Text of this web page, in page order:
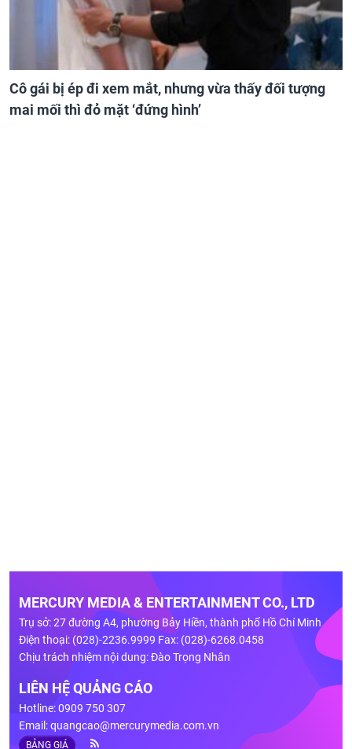
Cô gái bị ép đi xem mắt, nhưng vừa thấy đối tượng
mai mối thì đỏ mặt ‘đứng hình’
MERCURY MEDIA & ENTERTAINMENT CO., LTD
Trụ sở: 27 đường A4, phường Bảy Hiền, thành phố Hồ Chí Minh
Điện thoại: (028)-2236.9999 Fax: (028)-6268.0458
Chịu trách nhiệm nội dung: Đào Trọng Nhân
LIÊN HỆ QUẢNG CÁO
Hotline: 0909 750 307
Email:quangcao@mercurymedia.com.vn
BẢNG GIÁ